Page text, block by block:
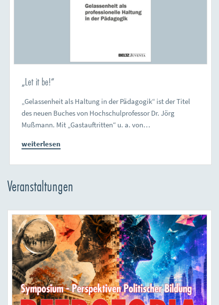
„Let it be!“
„Gelassenheit als Haltung in der Pädagogik“ ist der Titel
des neuen Buches von Hochschulprofessor Dr. Jörg
Mußmann. Mit „Gastauftritten“ u. a. von…
weiterlesen
Veranstaltungen